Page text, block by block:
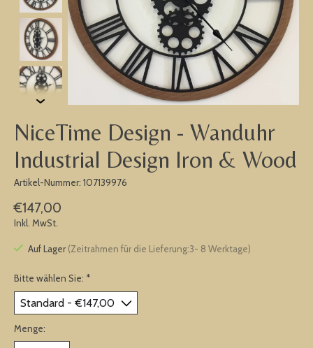
NiceTime Design - Wanduhr
Industrial Design Iron & Wood
Artikel-Nummer: 107139976
€147,00
Inkl. MwSt.
Auf Lager (Zeitrahmen für die Lieferung:3- 8 Werktage)
Bitte wählen Sie: *
Menge: